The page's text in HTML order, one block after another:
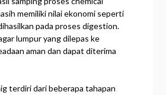
memiliki nilai ekonomi seperti
pada proses digestion.
lumpur yang dilepas ke
aman dan dapat diterima
terdiri dari beberapa tahapan